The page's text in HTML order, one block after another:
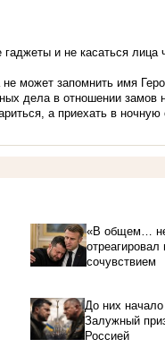
и не касаться
может запомнить имя
дела в отношении замов
а приехать в
«В общем…
сочувствием
До них
Залужный
Россией